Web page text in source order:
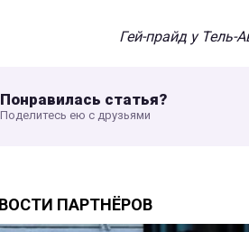
Гей-прайд у Тель-
Понравилась статья?
Поделитесь ею с друзьями